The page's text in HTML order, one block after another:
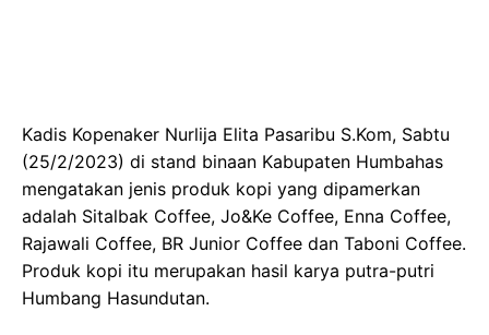
Kadis Kopenaker Nurlija Elita Pasaribu S.Kom, Sabtu
(25/2/2023) di stand binaan Kabupaten Humbahas
mengatakan jenis produk kopi yang dipamerkan
adalah Sitalbak Coffee, Jo&Ke Coffee, Enna Coffee,
Rajawali Coffee, BR Junior Coffee dan Taboni Coffee.
Produk kopi itu merupakan hasil karya putra-putri
Humbang Hasundutan.